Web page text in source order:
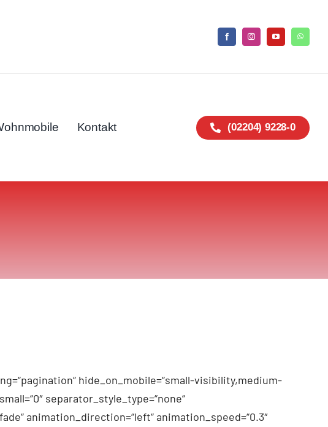
Kontakt (02204) 9228-0
hide_on_mobile=“small-visibility,medium-
separator_style_type=“none“
animation_direction=“left“ animation_speed=“0.3″